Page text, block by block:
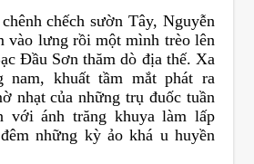
chếch sườn Tây, Nguyễn
vào lưng rồi một mình trèo lên
Đầu Sơn thăm dò địa thế. Xa
nam, khuất tầm mắt phát ra
nhạt của những trụ đuốc tuần
với ánh trăng khuya làm lấp
những kỳ ảo khá u huyền